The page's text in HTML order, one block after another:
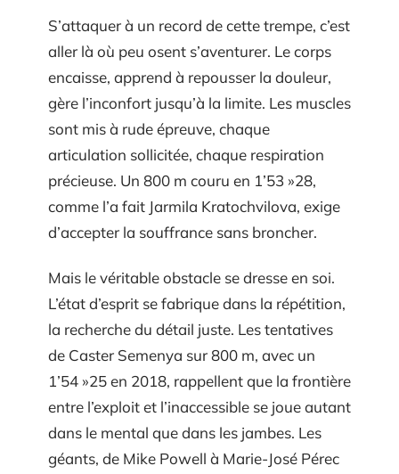
S’attaquer à un record de cette trempe, c’est
aller là où peu osent s’aventurer. Le corps
encaisse, apprend à repousser la douleur,
gère l’inconfort jusqu’à la limite. Les muscles
sont mis à rude épreuve, chaque
articulation sollicitée, chaque respiration
précieuse. Un 800 m couru en 1’53 »28,
comme l’a fait Jarmila Kratochvilova, exige
d’accepter la souffrance sans broncher.
Mais le véritable obstacle se dresse en soi.
L’état d’esprit se fabrique dans la répétition,
la recherche du détail juste. Les tentatives
de Caster Semenya sur 800 m, avec un
1’54 »25 en 2018, rappellent que la frontière
entre l’exploit et l’inaccessible se joue autant
dans le mental que dans les jambes. Les
géants, de Mike Powell à Marie-José Pérec